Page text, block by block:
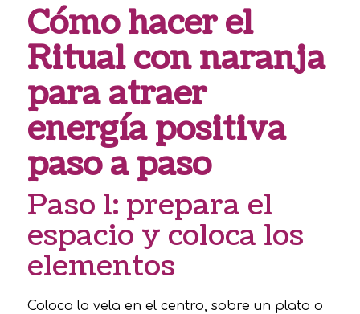
Cómo hacer el
Ritual con naranja
para atraer
energía positiva
paso a paso
Paso 1: prepara el
espacio y coloca los
elementos
Coloca la vela en el centro, sobre un plato o